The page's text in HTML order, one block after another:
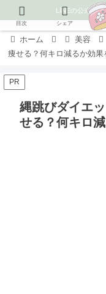
ホーム 美容
痩せる？何キロ減るか効果
PR
縄跳びダイエ
せる？何キロ
目次 シェア